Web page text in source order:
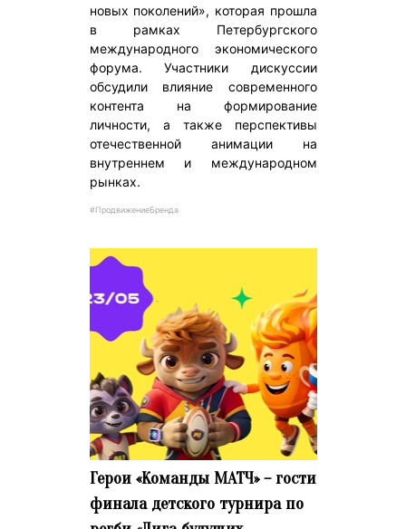
новых поколений», которая прошла
в рамках Петербургского
международного экономического
форума. Участники дискуссии
обсудили влияние современного
контента на формирование
личности, а также перспективы
отечественной анимации на
внутреннем и международном
рынках.
#ПродвижениеБренда
Герои «Команды МАТЧ» – гости
финала детского турнира по